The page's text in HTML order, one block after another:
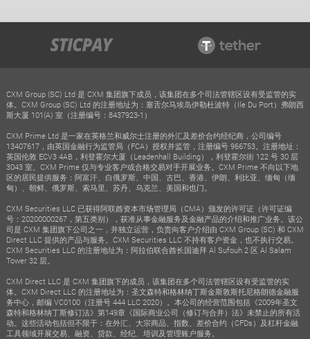
CXM Group (SC) Ltd 是 CXM 集团旗下成员，该集团在多个司法管辖区设有受监管的实
体。CXM Group (SC) Ltd 的注册地址为：塞舌尔马埃岛伊勒杜波特（Ile Du Port）弗朗西
斯大厦 101(A) 室（注册编号：8437923-1）
CXM Prime Ltd 是一家在英格兰和威尔士注册的外汇及差价合约经纪商，公司编号
13407617，由英国金融行为监管局（FCA）授权并监管，注册编号 966753。注册地址：
英国伦敦 ECV3 4AB，利登霍尔大厦（Leadenhall Building），利登霍尔街 122 号 30 层
3043 室。CXM Prime 仅与专业客户或合格交易对手开展业务。CXM Prime 不向以下地
区的居民提供服务：阿富汗、白俄罗斯、中国、古巴、香港、伊朗、利比亚、缅甸（缅
甸）、朝鲜、俄罗斯、索马里、苏丹、乌克兰、美国和也门。
CXM Securities LLC 已获得阿联酋资本市场管理局（CMA）颁发的许可证（许可证编
号：20200000267，第五类别），获准从事金融服务及金融产品的介绍和推广业务。该公
司是 CXM 集团旗下公司之一，并独立运营，负责向客户介绍由 CXM Group (SC) 和 CXM
Direct LLC 提供的产品与服务。CXM Securities LLC 不持有客户资金，也不执行交易。
CXM Securities LLC 的注册地址为：阿拉伯联合酋长国迪拜 Al Sufouh 2 区 Al Salam
Tower 32 层。
CXM Direct LLC 是 CXM 集团旗下的成员，该集团在多个司法管辖区设有受监管的实
体。CXM Direct LLC 的注册地址为：圣文森特和格林纳丁斯金斯敦斯托尼格朗德金融服
务中心，邮编 VC0100（注册号 444 LLC 2020）。本公司的经营范围包括《2009年圣文
森特和格林纳丁斯修订法》第149章《国际商业公司（修订与合并）法》未禁止的所有活
动。这些活动包括但不限于：在外汇、大宗商品、指数、差价合约（CFDs）及杠杆金融
工具领域开展交易、融资、贷款、经纪、培训及管理账户服务。